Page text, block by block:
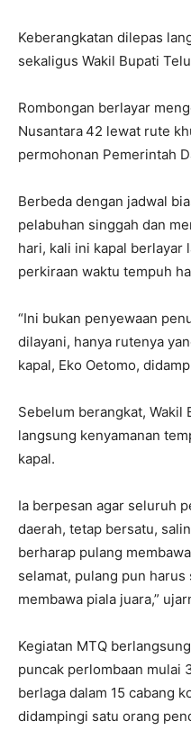
Keberangkatan dilepas
sekaligus Wakil Bupati
Rombongan berlayar
Nusantara 42 lewat rute
permohonan Pemerintah
Berbeda dengan jadwal
pelabuhan singgah dan
hari, kali ini kapal berlayar
perkiraan waktu tempuh
“Ini bukan penyewaan
dilayani, hanya rutenya
kapal, Eko Oetomo,
Sebelum berangkat,
langsung kenyamanan
kapal.
Ia berpesan agar seluruh
daerah, tetap bersatu,
berharap pulang
selamat, pulang pun harus
membawa piala juara,”
Kegiatan MTQ
puncak perlombaan mulai
berlaga dalam 15 cabang
didampingi satu orang